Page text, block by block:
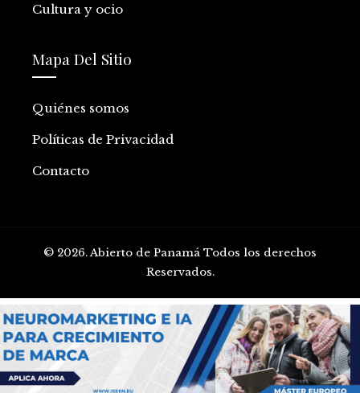
Cultura y ocio
Mapa Del Sitio
Quiénes somos
Políticas de Privacidad
Contacto
© 2026. Abierto de Panamá Todos los derechos
Reservados.